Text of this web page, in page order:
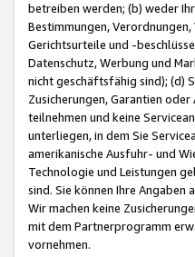
betreiben werden; (b) weder
Bestimmungen,
Gerichtsurteile und -
Datenschutz, Werbung und
nicht geschäftsfähig sind); (d)
Zusicherungen, Garantien
teilnehmen und keine
unterliegen, in dem Sie
amerikanische Ausfuhr- und
Technologie und Leistungen
sind. Sie können Ihre
Wir machen keine
mit dem Partnerprogramm
vornehmen.